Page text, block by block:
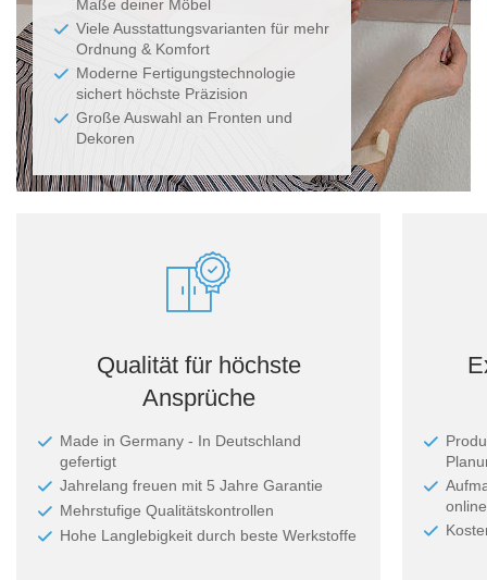
Maße deiner Möbel
Viele Ausstattungsvarianten für mehr
Ordnung & Komfort
Moderne Fertigungstechnologie
sichert höchste Präzision
Große Auswahl an Fronten und
Dekoren
Qualität für höchste
Ansprüche
Made in Germany - In Deutschland
gefertigt
Jahrelang freuen mit 5 Jahre Garantie
Mehrstufige Qualitätskontrollen
Hohe Langlebigkeit durch beste Werkstoffe